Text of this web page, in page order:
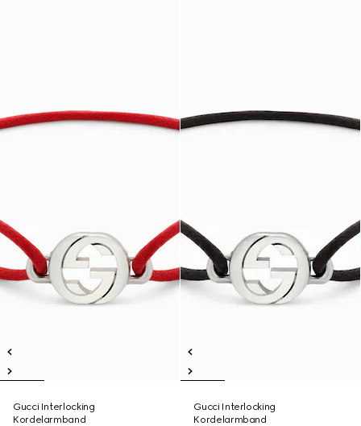
Gucci Interlocking
Kordelarmband
Gucci Interlocking
Kordelarmband